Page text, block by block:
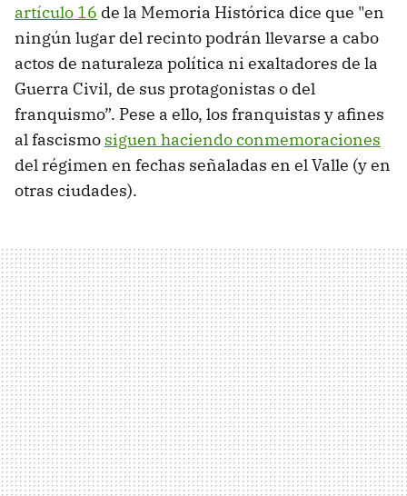
artículo 16 de la Memoria Histórica dice que "en
ningún lugar del recinto podrán llevarse a cabo
actos de naturaleza política ni exaltadores de la
Guerra Civil, de sus protagonistas o del
franquismo”. Pese a ello, los franquistas y afines
al fascismo siguen haciendo conmemoraciones
del régimen en fechas señaladas en el Valle (y en
otras ciudades).